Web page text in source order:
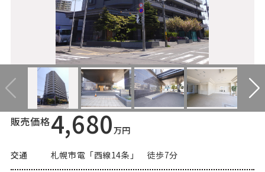
販売価格4,680万円
交通 札幌市電「西線14条」 徒歩7分